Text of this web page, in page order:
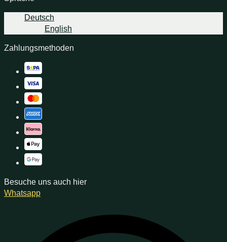
Deutsch
English
Zahlungsmethoden
Besuche uns auch hier
Whatsapp